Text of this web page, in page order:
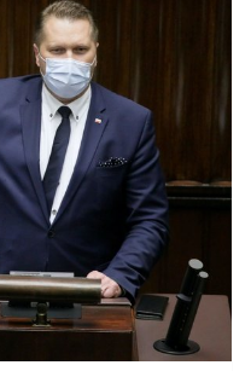
Czarnek ogłasza
i nauki Przemysław
trybu
w nowym roku
pojawiły się w
wskazujące na to, że
polityk
materii. - Pierwszego
szkolna udają się
- orzekł
podkreślił
ubiegłym roku
zdalny", uczniowie
wysyła rodziców na
jest to już najwyższy
przyborami szkolnymi,
słów